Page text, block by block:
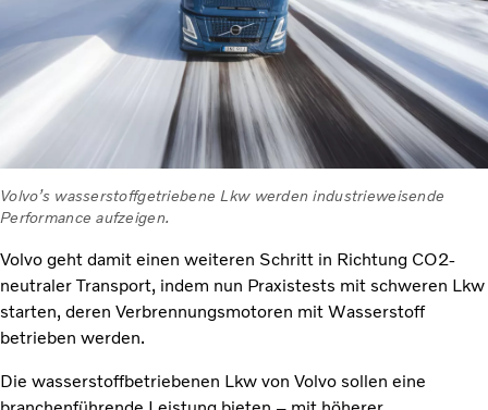
Volvo’s wasserstoffgetriebene Lkw werden industrieweisende
Performance aufzeigen.
Volvo geht damit einen weiteren Schritt in Richtung CO2-
neutraler Transport, indem nun Praxistests mit schweren Lkw
starten, deren Verbrennungsmotoren mit Wasserstoff
betrieben werden.
Die wasserstoffbetriebenen Lkw von Volvo sollen eine